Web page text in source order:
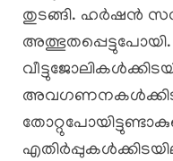
തുടങ്ങി. ഹർഷൻ